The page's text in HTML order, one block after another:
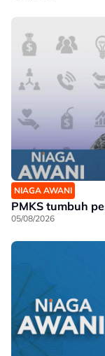
NIAGA AWANI
PMKS tumbuh
05/08/2026